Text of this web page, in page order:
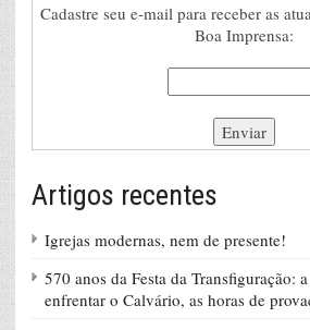
Cadastre seu e-mail para receber as
Boa Imprensa:
Artigos recentes
Igrejas modernas, nem de presente!
570 anos da Festa da Transfiguração:
enfrentar o Calvário, as horas de